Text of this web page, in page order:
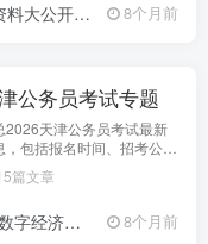
岸就靠它！ 8个月前
公务员考试专题
2026天津公务员考试最新
，包括报名时间、招考公
职位表、笔试科目及行测申
考指南。通过政策解读和考
特点，合理安排备考计划，
篇文章
字经济·基层治理全覆盖 8个月前